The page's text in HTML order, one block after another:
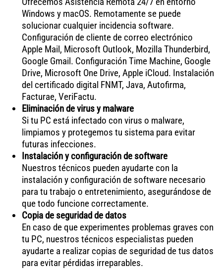
Windows y macOS. Remotamente se puede
solucionar cualquier incidencia software.
Configuración de cliente de correo electrónico
Apple Mail, Microsoft Outlook, Mozilla Thunderbird,
Google Gmail. Configuración Time Machine, Google
Drive, Microsoft One Drive, Apple iCloud. Instalación
del certificado digital FNMT, Java, Autofirma,
Facturae, VeriFactu.
Eliminación de virus y malware
Si tu PC está infectado con virus o malware,
limpiamos y protegemos tu sistema para evitar
futuras infecciones.
Instalación y configuración de software
Nuestros técnicos pueden ayudarte con la
instalación y configuración de software necesario
para tu trabajo o entretenimiento, asegurándose de
que todo funcione correctamente.
Copia de seguridad de datos
En caso de que experimentes problemas graves con
tu PC, nuestros técnicos especialistas pueden
ayudarte a realizar copias de seguridad de tus datos
para evitar pérdidas irreparables.